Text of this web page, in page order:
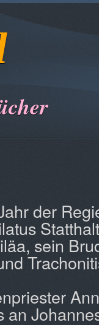
der
sein
an